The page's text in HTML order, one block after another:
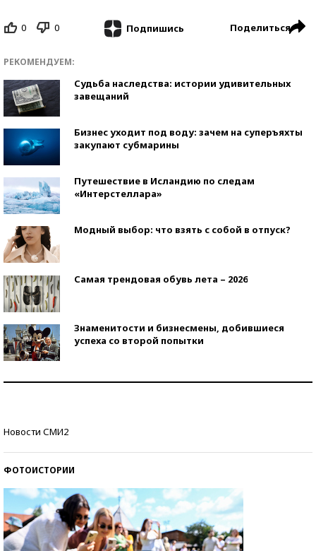
0 0 Подпишись Поделиться
РЕКОМЕНДУЕМ:
Судьба наследства: истории удивительных
завещаний
Бизнес уходит под воду: зачем на суперъяхты
закупают субмарины
Путешествие в Исландию по следам
«Интерстеллара»
Модный выбор: что взять с собой в отпуск?
Самая трендовая обувь лета – 2026
Знаменитости и бизнесмены, добившиеся
успеха со второй попытки
Новости СМИ2
ФОТОИСТОРИИ